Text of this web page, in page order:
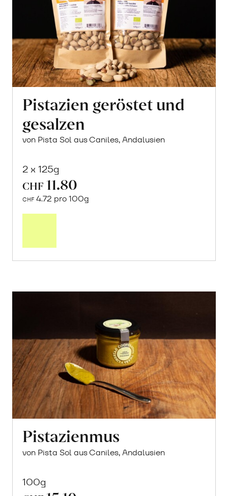
Pistazien geröstet und
gesalzen
von Pista Sol aus Caniles, Andalusien
2 x 125g
CHF 11.80
CHF 4.72 pro 100g
Pistazienmus
von Pista Sol aus Caniles, Andalusien
100g